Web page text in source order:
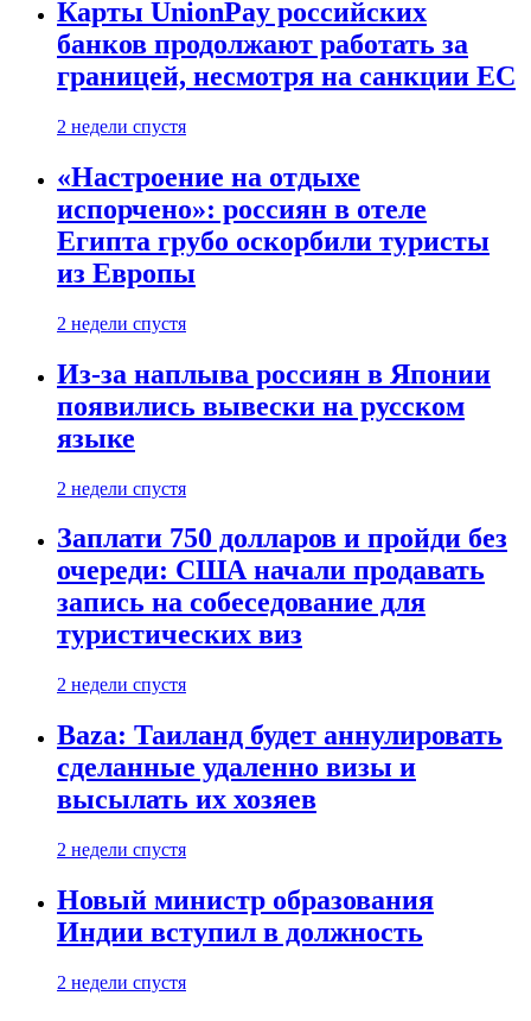
Карты UnionPay российских
банков продолжают работать за
границей, несмотря на санкции ЕС
2 недели спустя
«Настроение на отдыхе
испорчено»: россиян в отеле
Египта грубо оскорбили туристы
из Европы
2 недели спустя
Из-за наплыва россиян в Японии
появились вывески на русском
языке
2 недели спустя
Заплати 750 долларов и пройди без
очереди: США начали продавать
запись на собеседование для
туристических виз
2 недели спустя
Baza: Таиланд будет аннулировать
сделанные удаленно визы и
высылать их хозяев
2 недели спустя
Новый министр образования
Индии вступил в должность
2 недели спустя